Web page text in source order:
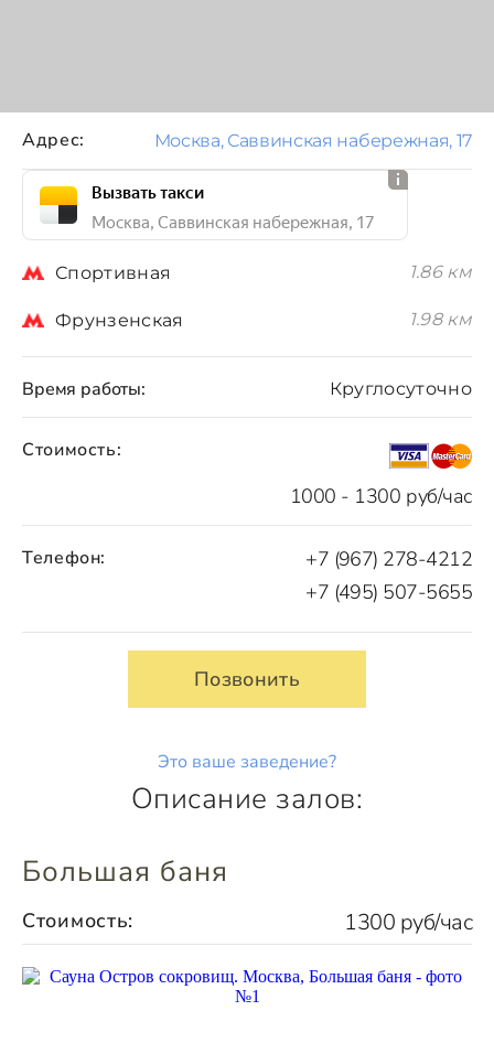
Стоимость:
1000 - 1300 руб/час
Время работы: Круглосуточно
Телефон:
+7 (967) 278-4212
+7 (495) 507-5655
Позвонить
Это ваше заведение?
Адрес: Москва, Саввинская набережная, 17
Вызвать такси
Москва, Саввинская набережная, 17
Спортивная 1.86 км
Фрунзенская 1.98 км
Описание залов:
Большая баня
Стоимость: 1300 руб/час